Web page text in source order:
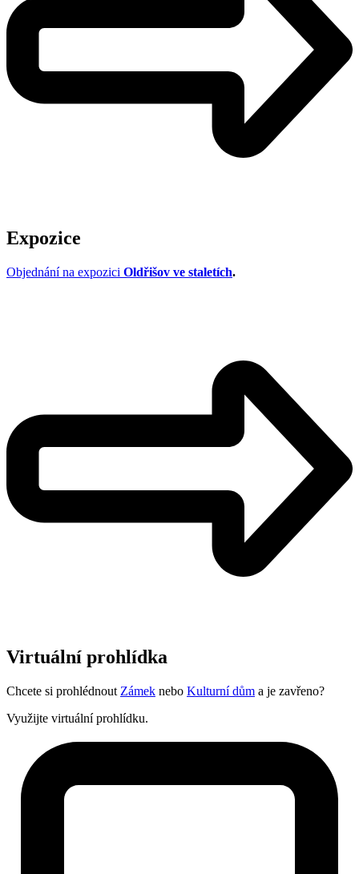
Expozice
Objednání na expozici Oldřišov ve staletích.
Virtuální prohlídka
Chcete si prohlédnout Zámek nebo Kulturní dům a je zavřeno?
Využijte virtuální prohlídku.